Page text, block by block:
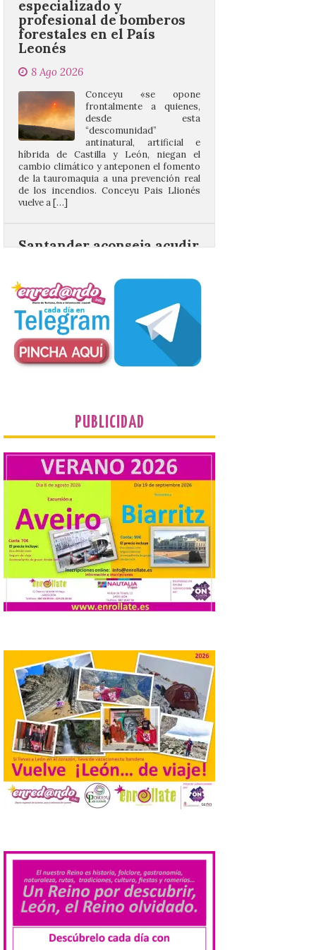
8 Ago 2026
Conceyu «se opone
antinatural, artificial e
híbrida de Castilla y León, niegan el
cambio climático y anteponen el fomento
de la tauromaquia a una prevención real
de los incendios. Conceyu Pais Llionés
vuelve a […]
Santander aconseja acudir
a pie o en transporte
eclipse
El TUS cuenta con líneas
que llegan a la zona en
puntos como el faro de
Cabo Mayor, Cueto,
Corbanera o Ciriego y
reforzará la movilidad con un servicio
especial de lanzaderas desde el PCTCAN
Turismo de Extremadura
impulsa nuevas
iniciativas relacionadas
con el trío de eclipses para
afianzar a Extremadura
como referente en
astroturismo
8 Ago 2026
Extremadura cuenta con
uno de los cielos
estrellados con menor
contaminación lumínica
de Europa, un recurso
natural que permite disfrutar de
ha puesto en marcha diversas iniciativas
relacionadas […]
Cabárceno prepara tres
enclaves privilegiados
desde los que divisar el
eclipse solar del 12 de
agosto
8 Ago 2026
El parque amplía su
Campoo continuará la
Sonora. Peña Cabarga, elegido lugar
preferente en la comunidad autónoma,
contará con un dispositivo especial de
seguridad y acceso […]
PUBLICIDAD